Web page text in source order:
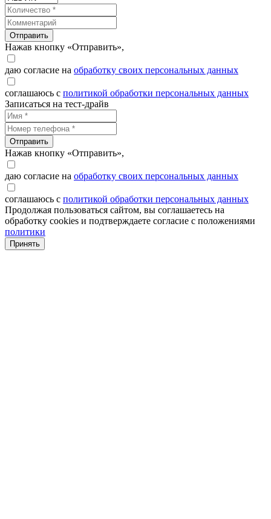
Отправить
Нажав кнопку «Отправить»,
даю согласие на обработку своих персональных данных
соглашаюсь с политикой обработки персональных данных
Записаться на тест-драйв
Отправить
Нажав кнопку «Отправить»,
даю согласие на обработку своих персональных данных
соглашаюсь с политикой обработки персональных данных
Продолжая пользоваться сайтом, вы соглашаетесь на
обработку cookies и подтверждаете согласие с положениями
политики
Принять